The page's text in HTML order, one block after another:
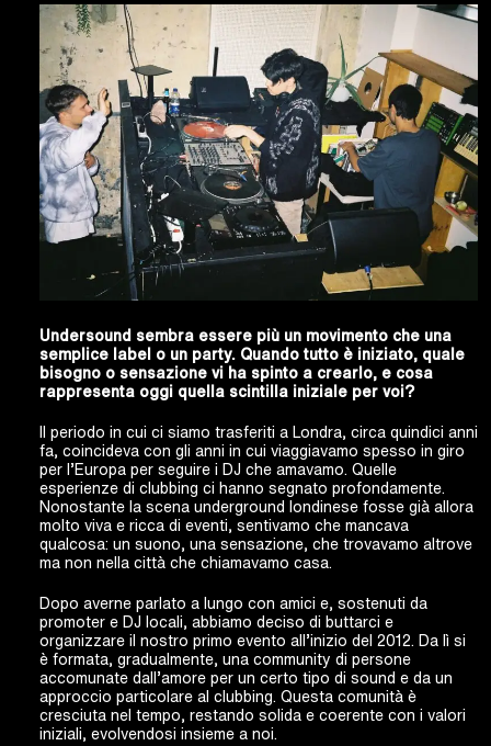
Undersound sembra essere più un movimento che una
semplice label o un party. Quando tutto è iniziato, quale
bisogno o sensazione vi ha spinto a crearlo, e cosa
rappresenta oggi quella scintilla iniziale per voi?
Il periodo in cui ci siamo trasferiti a Londra, circa quindici anni
fa, coincideva con gli anni in cui viaggiavamo spesso in giro
per l’Europa per seguire i DJ che amavamo. Quelle
esperienze di clubbing ci hanno segnato profondamente.
Nonostante la scena underground londinese fosse già allora
molto viva e ricca di eventi, sentivamo che mancava
qualcosa: un suono, una sensazione, che trovavamo altrove
ma non nella città che chiamavamo casa.
Dopo averne parlato a lungo con amici e, sostenuti da
promoter e DJ locali, abbiamo deciso di buttarci e
organizzare il nostro primo evento all’inizio del 2012. Da lì si
è formata, gradualmente, una community di persone
accomunate dall’amore per un certo tipo di sound e da un
approccio particolare al clubbing. Questa comunità è
cresciuta nel tempo, restando solida e coerente con i valori
iniziali, evolvendosi insieme a noi.